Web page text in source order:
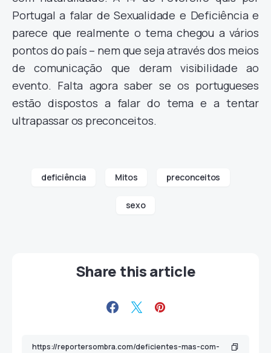
Portugal a falar de Sexualidade e Deficiência e
parece que realmente o tema chegou a vários
pontos do país – nem que seja através dos meios
de comunicação que deram visibilidade ao
evento. Falta agora saber se os portugueses
estão dispostos a falar do tema e a tentar
ultrapassar os preconceitos.
deficiência Mitos preconceitos
sexo
Share this article